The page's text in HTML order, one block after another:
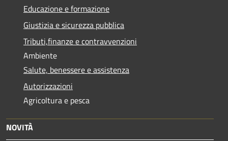
Educazione e formazione
Giustizia e sicurezza pubblica
Tributi,finanze e contravvenzioni
Ambiente
Salute, benessere e assistenza
Autorizzazioni
Agricoltura e pesca
NOVITÀ